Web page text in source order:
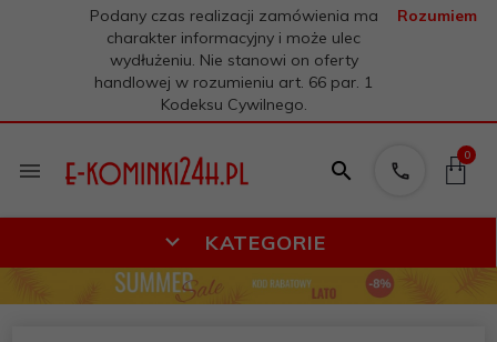
Podany czas realizacji zamówienia ma
charakter informacyjny i może ulec
wydłużeniu. Nie stanowi on oferty
handlowej w rozumieniu art. 66 par. 1
Kodeksu Cywilnego.
Rozumiem
0
KATEGORIE